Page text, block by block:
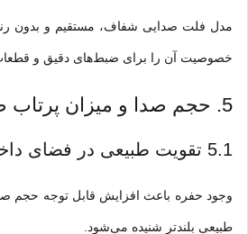
مدل فلت صدایی شفاف، مستقیم و بدون
خصوصیت آن را برای ضبط‌های دقیق و قطعات
5. حجم صدا و میزان پرتاب صوت
5.1 تقویت طبیعی در فضای داخلی
وجود حفره باعث افزایش قابل توجه حجم
طبیعی بلندتر شنیده می‌شود.